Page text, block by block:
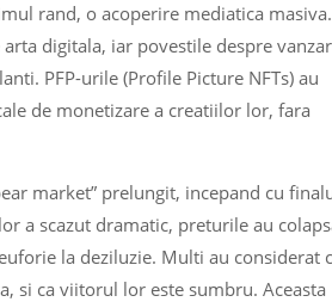
rand, o acoperire mediatica masiva.
digitala, iar povestile despre
PFP-urile (Profile Picture NFTs) au
de monetizare a creatiilor lor, fara
market” prelungit, incepand cu
a scazut dramatic, preturile au
la deziluzie. Multi au considerat
si ca viitorul lor este sumbru. Aceasta